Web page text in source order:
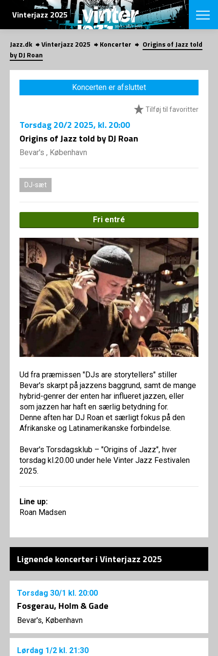
SØG
Vinterjazz 2025
English
VÆLG
VINTERJAZZ
Temaer
LOCATIONS
Om fonden
SHOP
Jazz.dk Vinterjazz 2025 Koncerter
Origins of Jazz told
by DJ Roan
Koncerten er afsluttet
Tilføj til favoritter
Torsdag20/2 2025, kl. 20:00
Origins of Jazz told by DJ Roan
Bevar's , København
DJ-sæt
Fri entré
Ud fra præmissen "DJs are storytellers" stiller
Bevar's skarpt på jazzens baggrund, samt de mange
hybrid-genrer der enten har influeret jazzen, eller
som jazzen har haft en særlig betydning for.
Denne aften har DJ Roan et særligt fokus på den
Afrikanske og Latinamerikanske forbindelse.
Bevar's Torsdagsklub – "Origins of Jazz", hver
torsdag kl.20.00 under hele Vinter Jazz Festivalen
2025.
Line up:
Roan Madsen
Lignende koncerter i Vinterjazz 2025
Torsdag 30/1 kl. 20:00
Fosgerau, Holm & Gade
Bevar's, København
Lørdag 1/2 kl. 21:30